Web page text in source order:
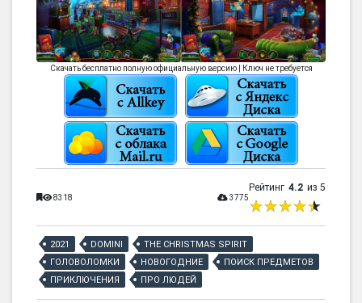
Скачать бесплатно полную официальную версию | Ключ не требуется
8318 3775
Рейтинг 4.2 из 5
2021 DOMINI
THE CHRISTMAS SPIRIT
ГОЛОВОЛОМКИ
НОВОГОДНИЕ
ПОИСК ПРЕДМЕТОВ
ПРИКЛЮЧЕНИЯ
ПРО ЛЮДЕЙ